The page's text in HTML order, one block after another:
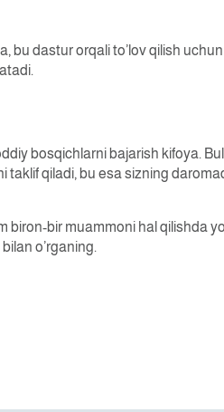
bu dastur orqali to’lov qilish
bosqichlarni bajarish kifoya.
taklif qiladi, bu esa sizning
biron-bir muammoni hal qilishda
o’rganing.